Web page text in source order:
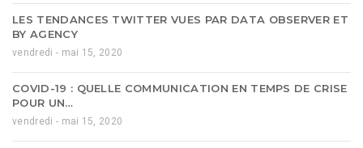
LES TENDANCES TWITTER VUES PAR DATA OBSERVER ET
BY AGENCY
vendredi - mai 15, 2020
COVID-19 : QUELLE COMMUNICATION EN TEMPS DE CRISE
POUR UN…
vendredi - mai 15, 2020